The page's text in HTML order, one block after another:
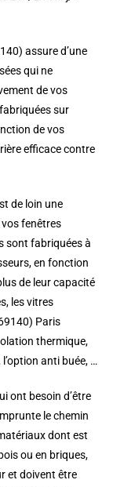
assure d’une
qui ne
de vos
sur
de vos
efficace contre
de loin une
fenêtres
sont fabriquées à
en fonction
de leur capacité
les vitres
Paris
thermique,
anti buée, …
ont besoin d’être
le chemin
dont est
ou en briques,
et doivent être